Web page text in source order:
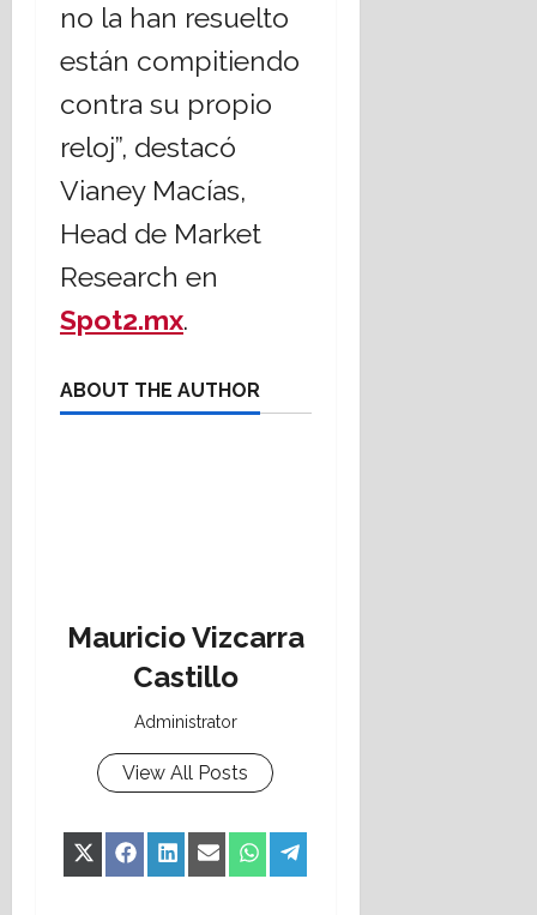
no la han resuelto
están compitiendo
contra su propio
reloj”, destacó
Vianey Macías,
Head de Market
Research en
Spot2.mx.
ABOUT THE AUTHOR
Mauricio Vizcarra
Castillo
Administrator
View All Posts
Share
X
Share
Facebook
Share
LinkedIn
Share
EmailShare
WhatsApp
Share
Telegram